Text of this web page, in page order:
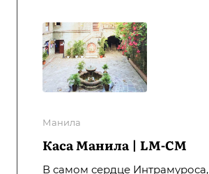
Манила
Каса Манила | LM-CM
В самом сердце Интрамуроса,